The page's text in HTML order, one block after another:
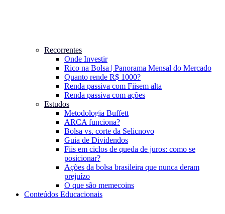
Recorrentes
Onde Investir
Rico na Bolsa | Panorama Mensal do Mercado
Quanto rende R$ 1000?
Renda passiva com Fiisem alta
Renda passiva com ações
Estudos
Metodologia Buffett
ARCA funciona?
Bolsa vs. corte da Selicnovo
Guia de Dividendos
Fiis em ciclos de queda de juros: como se
posicionar?
Ações da bolsa brasileira que nunca deram
prejuízo
O que são memecoins
Conteúdos Educacionais